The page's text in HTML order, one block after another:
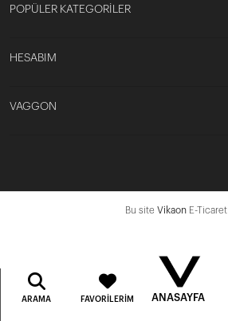
POPÜLER KATEGORİLER
HESABIM
VAGGON
Bu site Vikaon E-
ARAMA FAVORILERIM ANASAYFA